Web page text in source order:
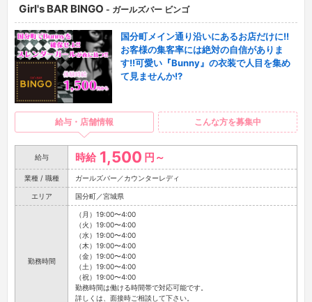
Girl's BAR BINGO - ガールズバー ビンゴ
国分町メイン通り沿いにあるお店だけに!!
お客様の集客率には絶対の自信がありま
す!!可愛い『Bunny』の衣装で人目を集め
て見ませんか!?
給与・店舗情報 こんな方を募集中
給与 時給 1,500 円～
業種 / 職種 ガールズバー／カウンターレディ
エリア 国分町／宮城県
勤務時間
（月）19:00〜4:00
（火）19:00〜4:00
（水）19:00〜4:00
（木）19:00〜4:00
（金）19:00〜4:00
（土）19:00〜4:00
（祝）19:00〜4:00
勤務時間は働ける時間帯で対応可能です。
詳しくは、面接時ご相談して下さい。